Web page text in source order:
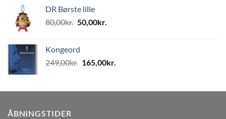
var:
80,00kr..50,00kr..
DR Børste lille
80,00kr. Den
var:
80,00kr..
50,00kr.
50,00kr..
Kongeord
249,00kr. Den
var:
165,00kr.
er:
ÅBNINGSTIDER